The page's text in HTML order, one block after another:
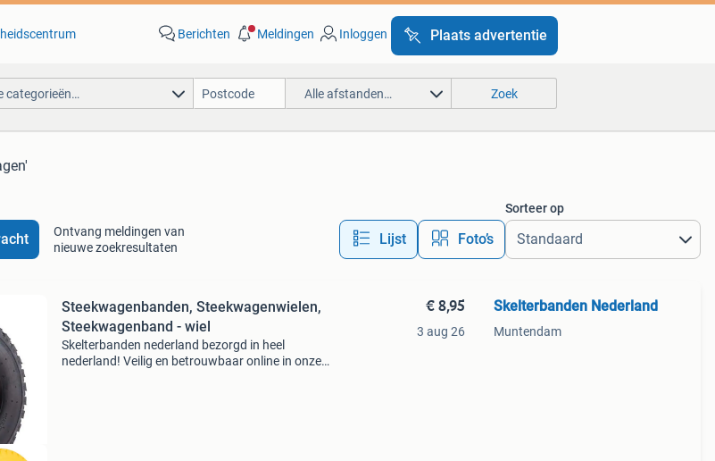
Berichten Meldingen Inloggen Plaats advertentie
categorieën… Alle afstanden… Zoek
Ontvang meldingen van
nieuwe zoekresultaten
Lijst Foto’s
Sorteer op
Steekwagenbanden, Steekwagenwielen,
Steekwagenband - wiel
Skelterbanden nederland bezorgd in heel
nederland! Veilig en betrouwbaar online in onze
€ 8,95
3 aug 26
Skelterbanden Nederland
Muntendam